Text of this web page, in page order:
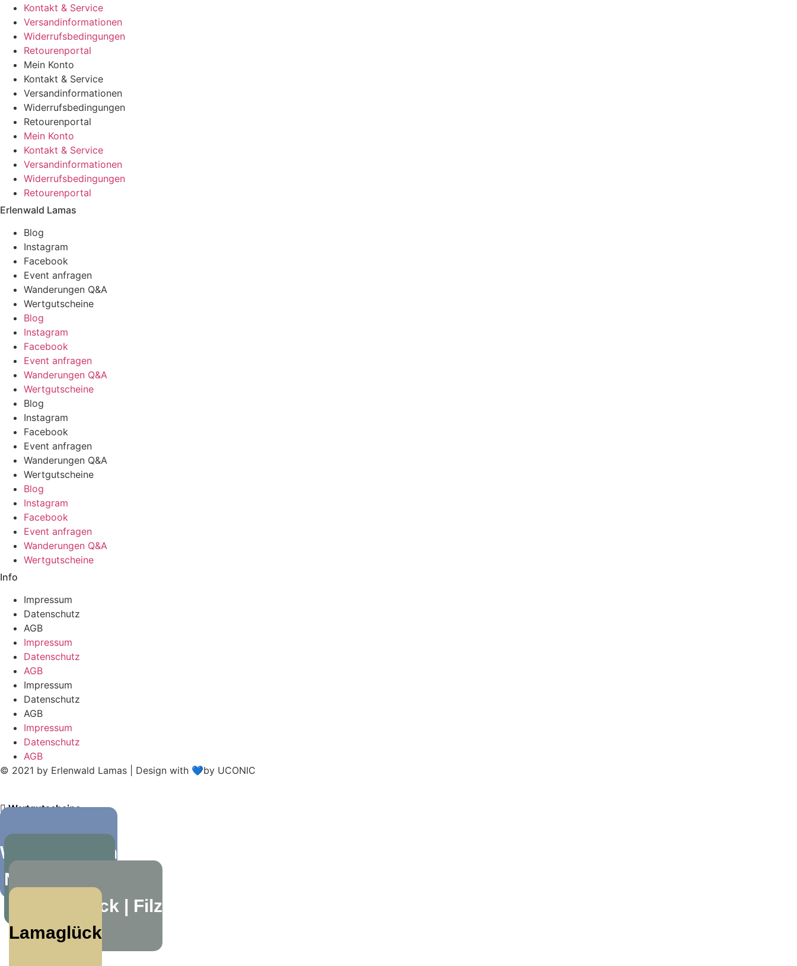
Kontakt & Service
Versandinformationen
Widerrufsbedingungen
Retourenportal
Mein Konto
Kontakt & Service
Versandinformationen
Widerrufsbedingungen
Retourenportal
Mein Konto
Kontakt & Service
Versandinformationen
Widerrufsbedingungen
Retourenportal
Erlenwald Lamas
Blog
Instagram
Facebook
Event anfragen
Wanderungen Q&A
Wertgutscheine
Blog
Instagram
Facebook
Event anfragen
Wanderungen Q&A
Wertgutscheine
Blog
Instagram
Facebook
Event anfragen
Wanderungen Q&A
Wertgutscheine
Blog
Instagram
Facebook
Event anfragen
Wanderungen Q&A
Wertgutscheine
Info
Impressum
Datenschutz
AGB
Impressum
Datenschutz
AGB
Impressum
Datenschutz
AGB
Impressum
Datenschutz
AGB
© 2021 by Erlenwald Lamas | Design with 💙by UCONIC
Wertgutscheine
Wanderungen
Nachhaltiges
Wolle | Strick | Filz
Lamaglück